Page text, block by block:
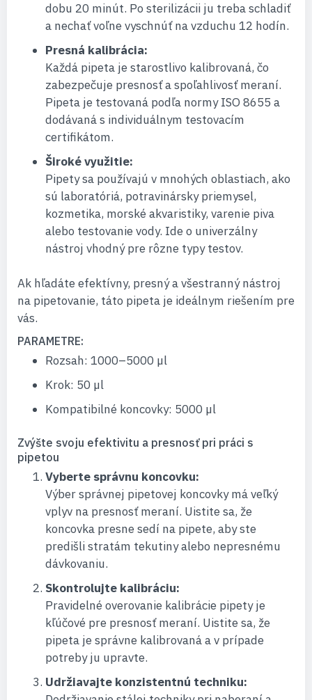
dobu 20 minút. Po sterilizácii ju treba schladiť
a nechať voľne vyschnúť na vzduchu 12 hodín.
Presná kalibrácia:
Každá pipeta je starostlivo kalibrovaná, čo
zabezpečuje presnosť a spoľahlivosť meraní.
Pipeta je testovaná podľa normy ISO 8655 a
dodávaná s individuálnym testovacím
certifikátom.
Široké využitie:
Pipety sa používajú v mnohých oblastiach, ako
sú laboratóriá, potravinársky priemysel,
kozmetika, morské akvaristiky, varenie piva
alebo testovanie vody. Ide o univerzálny
nástroj vhodný pre rôzne typy testov.
Ak hľadáte efektívny, presný a všestranný nástroj
na pipetovanie, táto pipeta je ideálnym riešením pre
vás.
PARAMETRE:
Rozsah: 1000–5000 µl
Krok: 50 µl
Kompatibilné koncovky: 5000 µl
Zvýšte svoju efektivitu a presnosť pri práci s
pipetou
Vyberte správnu koncovku:
Výber správnej pipetovej koncovky má veľký
vplyv na presnosť meraní. Uistite sa, že
koncovka presne sedí na pipete, aby ste
predišli stratám tekutiny alebo nepresnému
dávkovaniu.
Skontrolujte kalibráciu:
Pravidelné overovanie kalibrácie pipety je
kľúčové pre presnosť meraní. Uistite sa, že
pipeta je správne kalibrovaná a v prípade
potreby ju upravte.
Udržiavajte konzistentnú techniku: